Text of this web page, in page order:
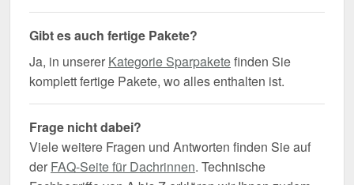
Gibt es auch fertige Pakete?
Ja, in unserer Kategorie Sparpaketefinden Sie
komplett fertige Pakete, wo alles enthalten ist.
Frage nicht dabei?
Viele weitere Fragen und Antworten finden Sie auf
der FAQ-Seite für Dachrinnen. Technische